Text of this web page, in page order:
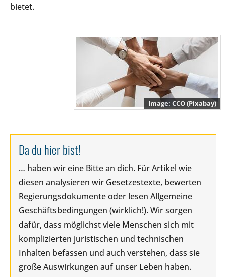
bietet.
CCO (Pixabay)
Da du hier bist!
… haben wir eine Bitte an dich. Für Artikel wie
diesen analysieren wir Gesetzestexte, bewerten
Regierungsdokumente oder lesen Allgemeine
Geschäftsbedingungen (wirklich!). Wir sorgen
dafür, dass möglichst viele Menschen sich mit
komplizierten juristischen und technischen
Inhalten befassen und auch verstehen, dass sie
große Auswirkungen auf unser Leben haben.